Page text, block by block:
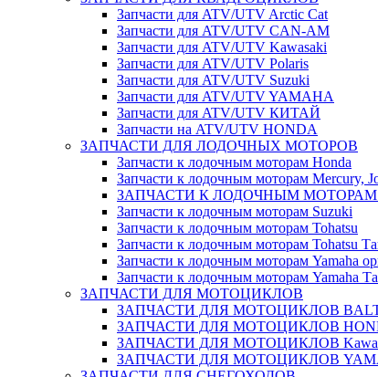
Запчасти для ATV/UTV Arctic Cat
Запчасти для ATV/UTV CAN-AM
Запчасти для ATV/UTV Kawasaki
Запчасти для ATV/UTV Polaris
Запчасти для ATV/UTV Suzuki
Запчасти для ATV/UTV YAMAHA
Запчасти для ATV/UTV КИТАЙ
Запчасти на ATV/UTV HONDA
ЗАПЧАСТИ ДЛЯ ЛОДОЧНЫХ МОТОРОВ
Запчасти к лодочным моторам Honda
Запчасти к лодочным моторам Mercury,
ЗАПЧАСТИ К ЛОДОЧНЫМ МОТОРАМ
Запчасти к лодочным моторам Suzuki
Запчасти к лодочным моторам Tohatsu
Запчасти к лодочным моторам Tohatsu
Запчасти к лодочным моторам Yamaha
Запчасти к лодочным моторам Yamaha
ЗАПЧАСТИ ДЛЯ МОТОЦИКЛОВ
ЗАПЧАСТИ ДЛЯ МОТОЦИКЛОВ
ЗАПЧАСТИ ДЛЯ МОТОЦИКЛОВ
ЗАПЧАСТИ ДЛЯ МОТОЦИКЛОВ
ЗАПЧАСТИ ДЛЯ МОТОЦИКЛОВ